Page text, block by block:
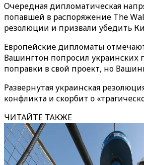
Очередная дипломатическая
попавшей в распоряжение The
резолюции и призвали убедить
Европейские дипломаты
Вашингтон попросил украинских
поправки в свой проект, но
Развернутая украинская
конфликта и скорбит о
ЧИТАЙТЕ ТАКЖЕ